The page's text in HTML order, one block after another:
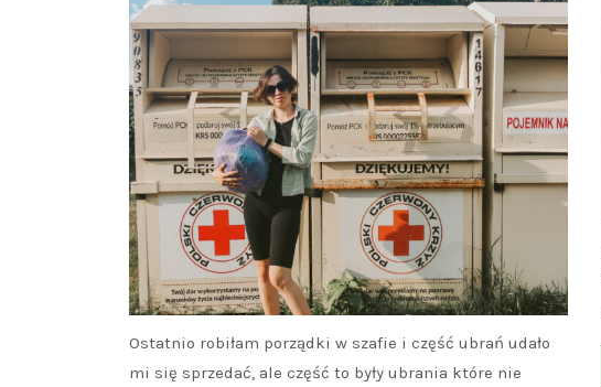
Ostatnio robiłam porządki w szafie i część ubrań udało
mi się sprzedać, ale część to były ubrania które nie